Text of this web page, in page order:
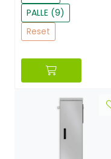
PALLE (9)
Reset